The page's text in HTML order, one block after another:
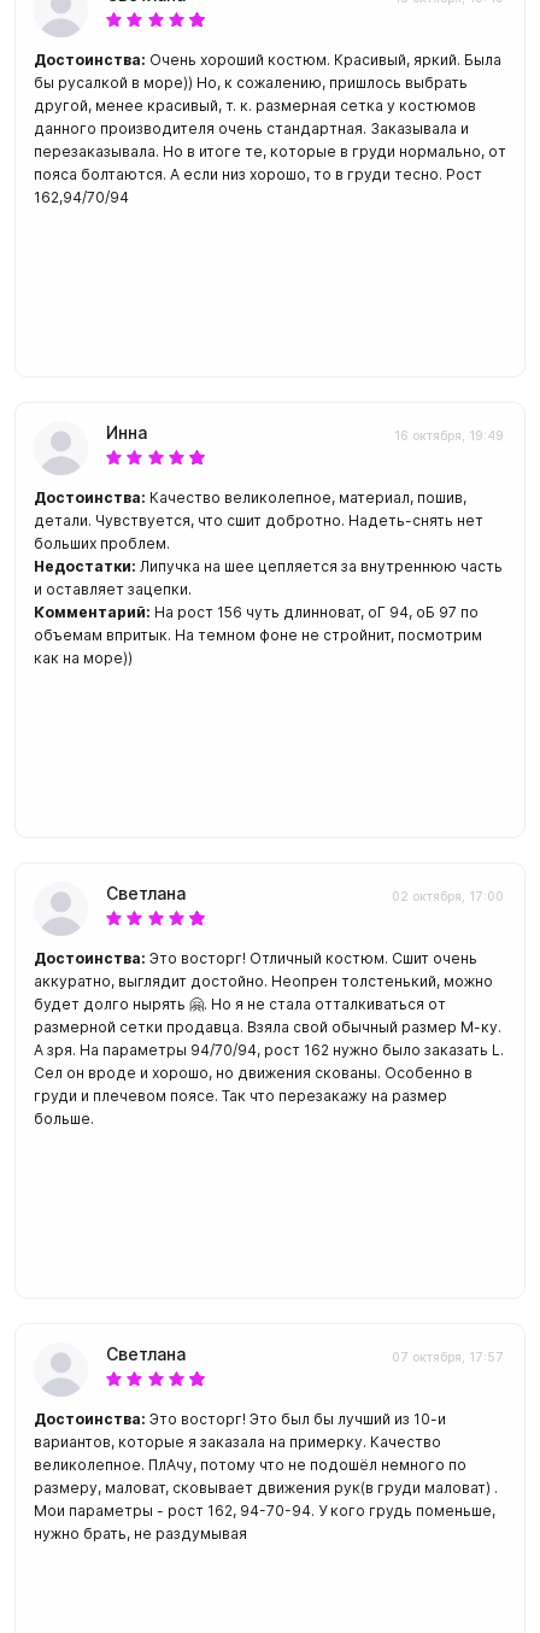
Достоинства: Очень хороший костюм. Красивый, яркий. Была
бы русалкой в море)) Но, к сожалению, пришлось выбрать
другой, менее красивый, т. к. размерная сетка у костюмов
данного производителя очень стандартная. Заказывала и
перезаказывала. Но в итоге те, которые в груди нормально, от
пояса болтаются. А если низ хорошо, то в груди тесно. Рост
162,94/70/94
Инна 16 октября, 19:49
Достоинства: Качество великолепное, материал, пошив,
детали. Чувствуется, что сшит добротно. Надеть-снять нет
больших проблем.
Недостатки: Липучка на шее цепляется за внутреннюю часть
и оставляет зацепки.
Комментарий: На рост 156 чуть длинноват, оГ 94, оБ 97 по
объемам впритык. На темном фоне не стройнит, посмотрим
как на море))
Светлана 02 октября, 17:00
Достоинства: Это восторг! Отличный костюм. Сшит очень
аккуратно, выглядит достойно. Неопрен толстенький, можно
будет долго нырять 🤗. Но я не стала отталкиваться от
размерной сетки продавца. Взяла свой обычный размер М-ку.
А зря. На параметры 94/70/94, рост 162 нужно было заказать L.
Сел он вроде и хорошо, но движения скованы. Особенно в
груди и плечевом поясе. Так что перезакажу на размер
больше.
Светлана 07 октября, 17:57
Достоинства: Это восторг! Это был бы лучший из 10-и
вариантов, которые я заказала на примерку. Качество
великолепное. ПлАчу, потому что не подошёл немного по
размеру, маловат, сковывает движения рук(в груди маловат) .
Мои параметры - рост 162, 94-70-94. У кого грудь поменьше,
нужно брать, не раздумывая